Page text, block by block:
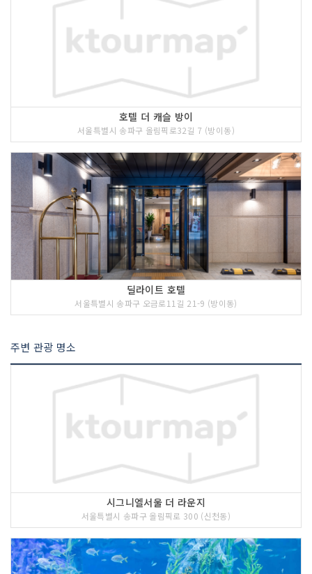
호텔 더 캐슬 방이
서울특별시 송파구 올림픽로32길 7 (방이동)
딜라이트 호텔
서울특별시 송파구 오금로11길 21-9 (방이동)
주변 관광 명소
시그니엘서울 더 라운지
서울특별시 송파구 올림픽로 300 (신천동)